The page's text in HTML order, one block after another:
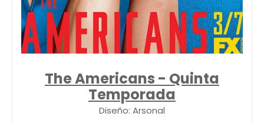
The Americans - Quinta
Temporada
Diseño: Arsonal